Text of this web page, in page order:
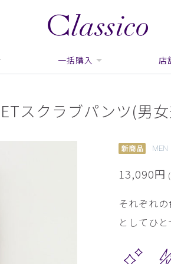
一括購入 店
スクラブパンツ(男
MEN
13,090円
それぞれ
としてひ